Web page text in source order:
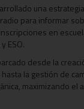
una
para informar
en
ESO.
desde la
la gestión de
maximizando el